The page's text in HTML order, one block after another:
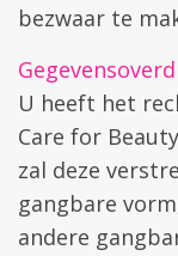
bezwaar te
U heeft het
Care for
zal deze
gangbare
andere